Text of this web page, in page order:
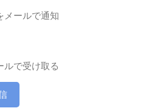
メールで通知
ルで受け取る